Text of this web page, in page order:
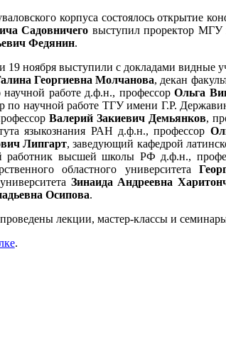
корпуса состоялось открытие
Садовничего выступил проректор МГУ
Федянин.
19 ноября выступили с докладами видные
Георгиевна Молчанова, декан
работе д.ф.н., профессор Ольга
по научной работе ТГУ имени Г.Р.
Валерий Закиевич Демьянков,
языкознания РАН д.ф.н., профессор
Липгарт, заведующий кафедрой
работник высшей школы РФ д.ф.н.,
областного университета
Зинаида Андреевна
Осипова.
лекции, мастер-классы и
.